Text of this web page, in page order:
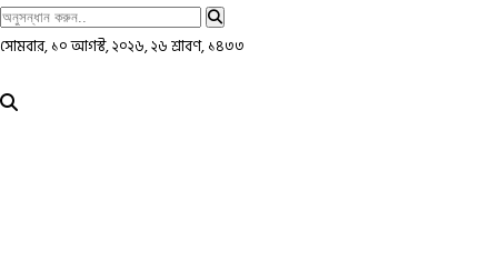
সোমবার, ১০ আগস্ট, ২০২৬, ২৬ শ্রাবণ, ১৪৩৩